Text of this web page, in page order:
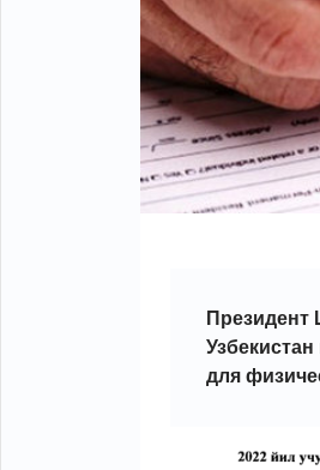
Президент
Узбекистан
для